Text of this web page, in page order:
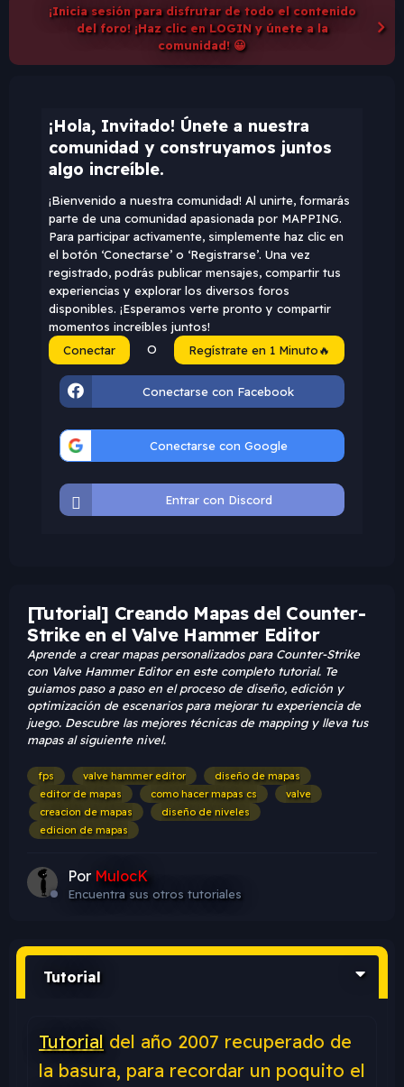
¡Inicia sesión para disfrutar de todo el contenido
del foro! ¡Haz clic en LOGIN y únete a la
comunidad! 😀
¡Hola, Invitado! Únete a nuestra
comunidad y construyamos juntos
algo increíble.
¡Bienvenido a nuestra comunidad! Al unirte, formarás
parte de una comunidad apasionada por MAPPING.
Para participar activamente, simplemente haz clic en
el botón ‘Conectarse’ o ‘Registrarse’. Una vez
registrado, podrás publicar mensajes, compartir tus
experiencias y explorar los diversos foros
disponibles. ¡Esperamos verte pronto y compartir
momentos increíbles juntos!
Conectar
O Regístrate en 1 Minuto🔥
Conectarse con Facebook
Conectarse con Google
Entrar con Discord
[Tutorial] Creando Mapas del Counter-
Strike en el Valve Hammer Editor
Aprende a crear mapas personalizados para Counter-Strike
con Valve Hammer Editor en este completo tutorial. Te
guiamos paso a paso en el proceso de diseño, edición y
optimización de escenarios para mejorar tu experiencia de
juego. Descubre las mejores técnicas de mapping y lleva tus
mapas al siguiente nivel.
fps valve hammer editor
diseño de mapas
editor de mapas
como hacer mapas cs
valve
creacion de mapas
diseño de niveles
edicion de mapas
Por MulocK
Encuentra sus otros tutoriales
Tutorial
Tutorial del año 2007 recuperado de
la basura, para recordar un poquito el